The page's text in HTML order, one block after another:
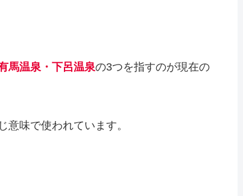
馬温泉・下呂温泉の3つを指すのが現在の
意味で使われています。